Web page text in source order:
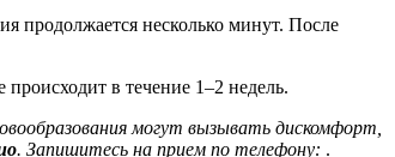
продолжается несколько минут. После
в течение 1–2 недель.
могут вызывать дискомфорт,
. Запишитесь на прием по телефону: .